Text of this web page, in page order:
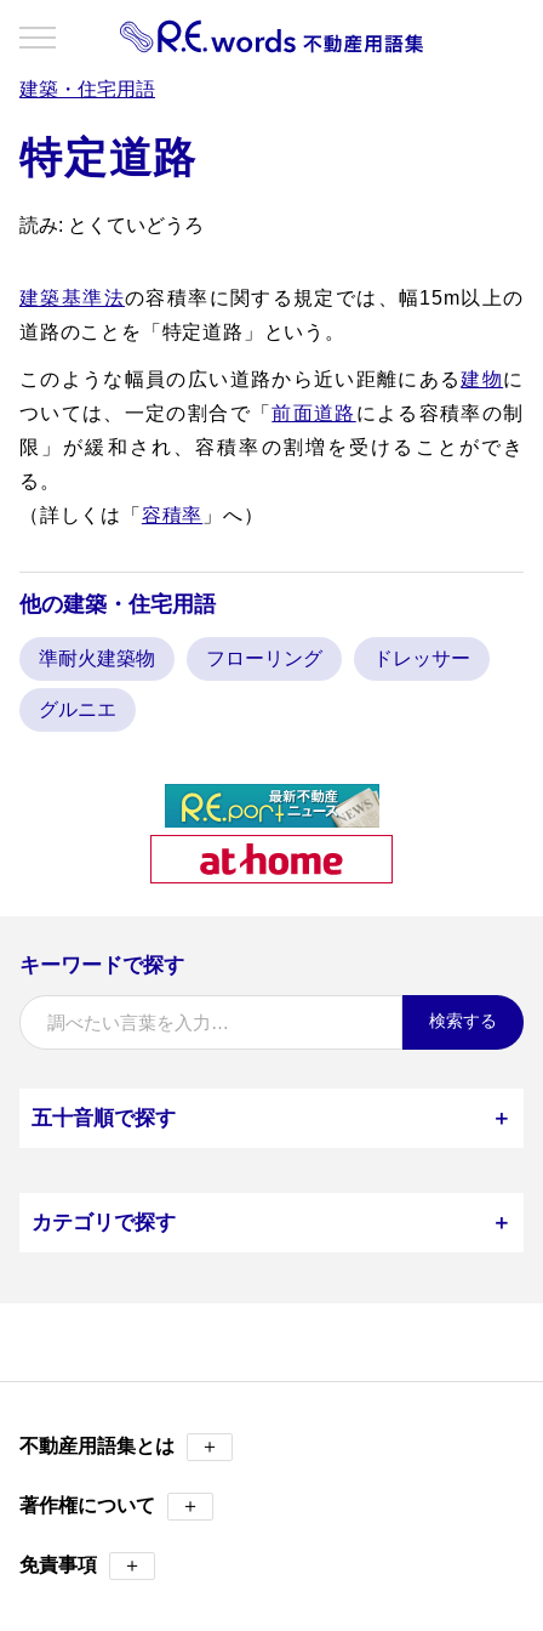
キーワードで探す
検索する
五十音順で探す ＋
カテゴリで探す ＋
建築・住宅用語
特定道路
読み: とくていどうろ
建築基準法の容積率に関する規定では、幅15m以上の
道路のことを「特定道路」という。
このような幅員の広い道路から近い距離にある建物に
ついては、一定の割合で「前面道路 による容積率の制
限」が緩和され、容積率の割増を受けることができ
る。
（詳しくは「 容積率 」へ）
他の建築・住宅用語
準耐火建築物 フローリング ドレッサー
グルニエ
不動産用語集とは ＋
著作権について ＋
免責事項 ＋